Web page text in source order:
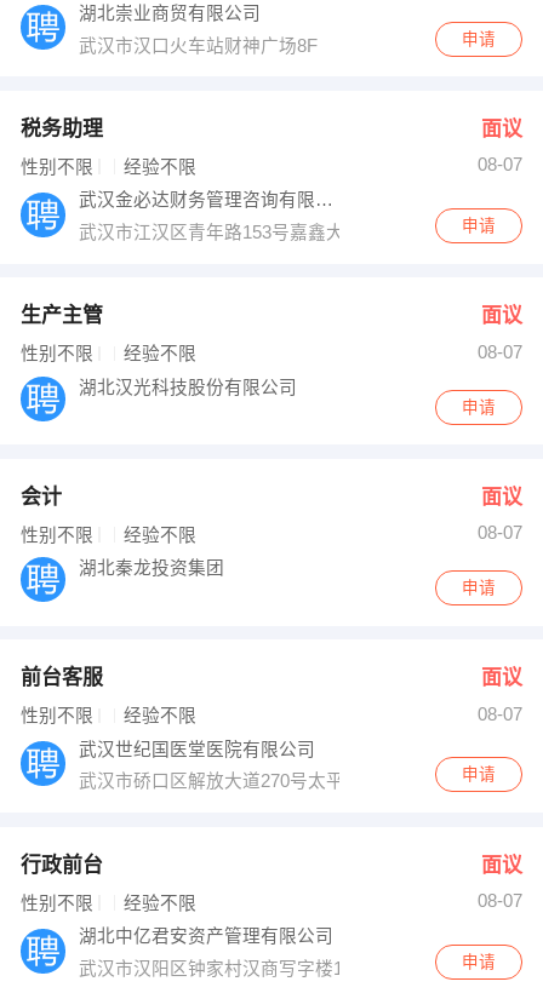
湖北崇业商贸有限公司
武汉市汉口火车站财神广场8F
申请
税务助理 面议
性别不限 经验不限
08-07
武汉金必达财务管理咨询有限公司
武汉市江汉区青年路153号嘉鑫大厦19层B1901室申请
生产主管 面议
性别不限 经验不限
08-07
湖北汉光科技股份有限公司
申请
会计 面议
性别不限 经验不限
08-07
湖北秦龙投资集团
申请
前台客服 面议
性别不限 经验不限
08-07
武汉世纪国医堂医院有限公司
武汉市硚口区解放大道270号太平洋公交车站旁
申请
行政前台 面议
性别不限 经验不限
08-07
湖北中亿君安资产管理有限公司
武汉市汉阳区钟家村汉商写字楼1802室
申请